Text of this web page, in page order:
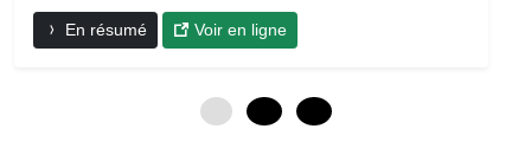
En résumé Voir en ligne